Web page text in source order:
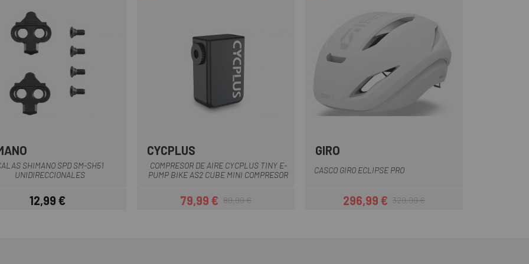
SHIMANO SPD SM-SH51
UNIDIRECCIONALES
Precio
12,99 €
CYCPLUS
COMPRESOR DE AIRE CYCPLUS TINY E-
PUMP BIKE AS2 CUBE MINI COMPRESOR
Precio
79,99 €Precio regular
89,99 €
GIRO
CASCO GIRO ECLIPSE PRO
Precio
296,99 €Precio regular
329,99 €